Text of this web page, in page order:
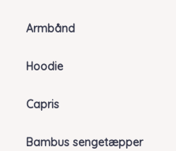
Armbånd
Hoodie
Capris
Bambus sengetæpper